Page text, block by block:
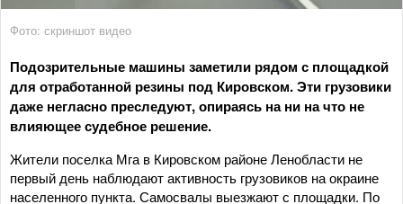
Фото: скриншот видео
Подозрительные машины заметили рядом с площадкой
для отработанной резины под Кировском. Эти грузовики
даже негласно преследуют, опираясь на ни на что не
влияющее судебное решение.
Жители поселка Мга в Кировском районе Ленобласти не
первый день наблюдают активность грузовиков на окраине
населенного пункта. Самосвалы выезжают с площадки. По